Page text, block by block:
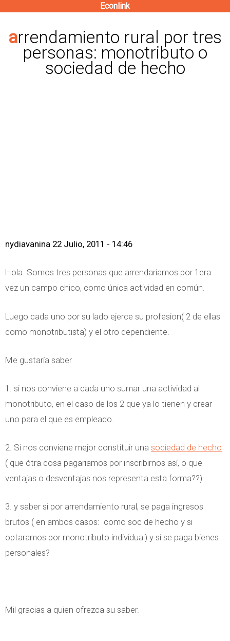
contenido
principal
Econlink
arrendamiento rural por tres
personas: monotributo o
sociedad de hecho
nydiavanina 22 Julio, 2011 - 14:46
Hola. Somos tres personas que arrendariamos por 1era
vez un campo chico, como única actividad en común.
Luego cada uno por su lado ejerce su profesion( 2 de ellas
como monotributista) y el otro dependiente.
Me gustaría saber
1. si nos conviene a cada uno sumar una actividad al
monotributo, en el caso de los 2 que ya lo tienen y crear
uno para el que es empleado.
2. Si nos conviene mejor constituir una sociedad de hecho
( que ótra cosa pagariamos por inscribirnos así, o que
ventajas o desventajas nos representa esta forma??)
3. y saber si por arrendamiento rural, se paga ingresos
brutos ( en ambos casos: como soc de hecho y si
optaramos por monotributo individual) y si se paga bienes
personales?
Mil gracias a quien ofrezca su saber.